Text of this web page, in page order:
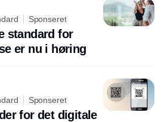
Sponseret
standard for
er nu i høring
Sponseret
for det digitale